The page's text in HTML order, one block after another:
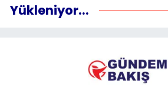
Yükleniyor...